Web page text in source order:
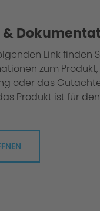
Link finden
zum Produkt,
oder das
Produkt ist für